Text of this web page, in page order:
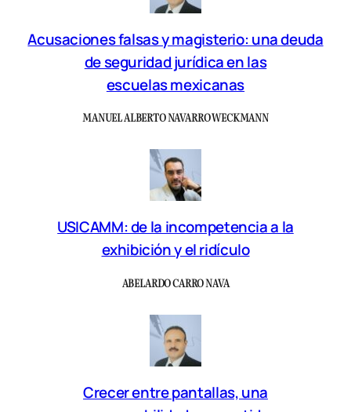
Acusaciones falsas y magisterio: una deuda
de seguridad jurídica en las
escuelas mexicanas
MANUEL ALBERTO NAVARRO WECKMANN
USICAMM: de la incompetencia a la
exhibición y el ridículo
ABELARDO CARRO NAVA
Crecer entre pantallas, una